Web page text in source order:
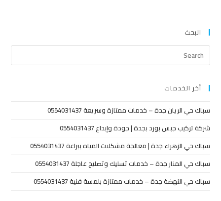
البحث
أخر الخدمات
سباك حي الريان جدة – خدمات ممتازة وسريعة 0554031437
شركة تركيب جبس بورد بجدة | جودة وإبداع 0554031437
سباك حي الزهراء جدة | معالجة مشكلات المياه ببراعة 0554031437
سباك حي المنار جدة – خدمات تسليك وتصليح عاجلة 0554031437
سباك حي النهضة جدة – خدمات ممتازة بلمسة فنية 0554031437